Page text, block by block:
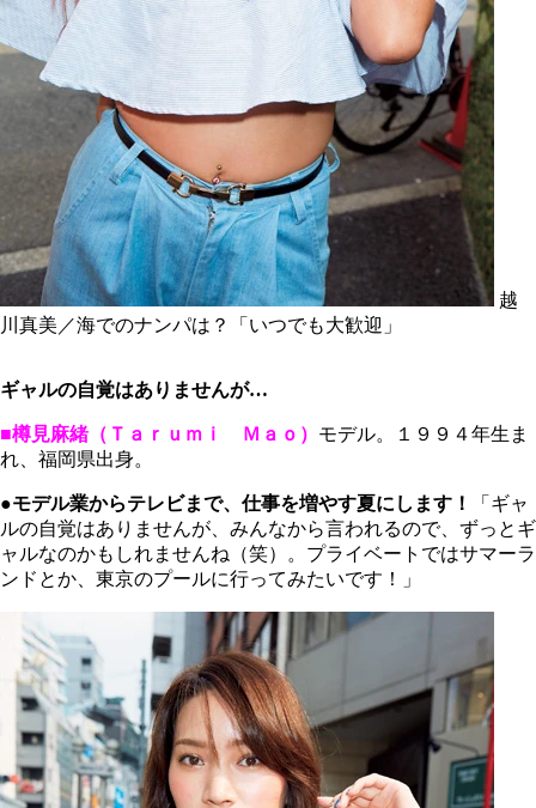
越
川真美／海でのナンパは？「いつでも大歓迎」
ギャルの自覚はありませんが…
■樽見麻緒（Ｔａｒｕｍｉ Ｍａｏ） モデル。１９９４年生ま
れ、福岡県出身。
●モデル業からテレビまで、仕事を増やす夏にします！
「ギャ
ルの自覚はありませんが、みんなから言われるので、ずっとギ
ャルなのかもしれませんね（笑）。プライベートではサマーラ
ンドとか、東京のプールに行ってみたいです！」